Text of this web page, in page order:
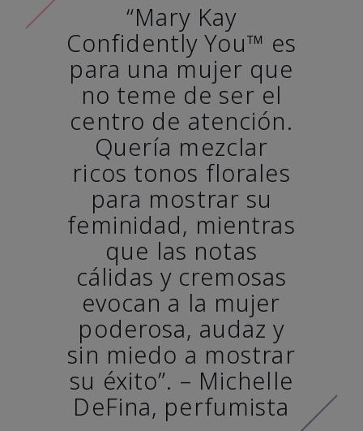
“Mary Kay
Confidently You™ es
para una mujer que
no teme de ser el
centro de atención.
Quería mezclar
ricos tonos florales
para mostrar su
feminidad, mientras
que las notas
cálidas y cremosas
evocan a la mujer
poderosa, audaz y
sin miedo a mostrar
su éxito”. – Michelle
DeFina, perfumista